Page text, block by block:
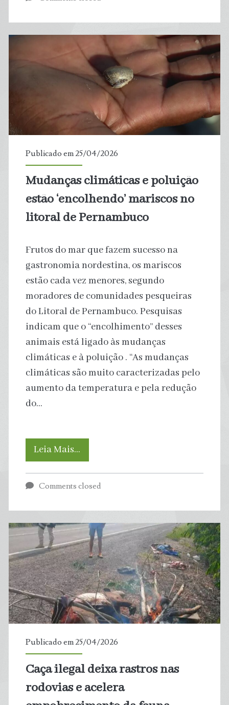
até
34%
das
plantas
por
povos
da
estudo
Publicado em 25/04/2026
Mudanças climáticas e poluição
estão ‘encolhendo’ mariscos no
litoral de Pernambuco
Frutos do mar que fazem sucesso na
gastronomia nordestina, os mariscos
estão cada vez menores, segundo
moradores de comunidades pesqueiras
do Litoral de Pernambuco. Pesquisas
indicam que o “encolhimento” desses
animais está ligado às mudanças
climáticas e à poluição . “As mudanças
climáticas são muito caracterizadas pelo
aumento da temperatura e pela redução
do…
Leia Mais…
climáticas
estão
‘encolhendo’
mariscos
no
de
Pernambuco
Comments closed
Publicado em 25/04/2026
Caça ilegal deixa rastros nas
rodovias e acelera